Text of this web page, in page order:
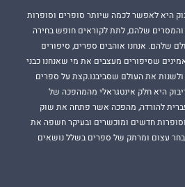
היא לאפשר לכמה שיותר סופרים וסופרות
שלהם, לתת לקוראים חופש בחירה
שלהם. אנחנו אוהבים ספרים, סיפורים
שסיפורים מעצבים את מי שאנחנו כבני
ולשנות את העולם שסביבנו.קצת על ספרים
היא חלק אינטגראלי מהמהפכה של
להורדה, מהפכה אשר פתחה את שוק
חדשים ומוכשרים ובעיקר חשפה את
עצום ומרתק של ספרים בשלל נושאים